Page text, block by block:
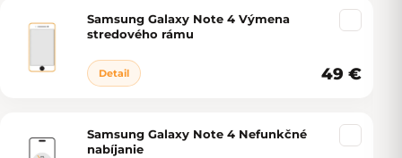
Samsung Galaxy Note 4 Výmena
stredového rámu
Detail 49 €
Samsung Galaxy Note 4 Nefunkčné
nabíjanie